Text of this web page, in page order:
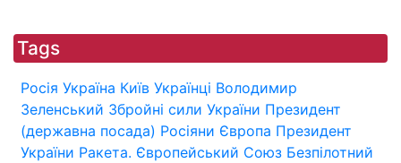
Tags
Росія Україна Київ Українці Володимир
Зеленський Збройні сили України Президент
(державна посада) Росіяни Європа Президент
України Ракета. Європейський Союз Безпілотний